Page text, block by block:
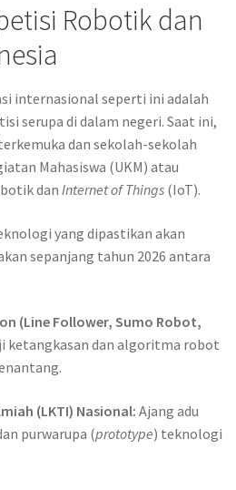
Robotik dan
internasional seperti ini adalah
serupa di dalam negeri. Saat ini,
dan sekolah-sekolah
Mahasiswa (UKM) atau
dan Internet of Things (IoT).
yang dipastikan akan
sepanjang tahun 2026 antara
(Line Follower, Sumo Robot,
ketangkasan dan algoritma robot
(LKTI) Nasional: Ajang adu
purwarupa (prototype) teknologi